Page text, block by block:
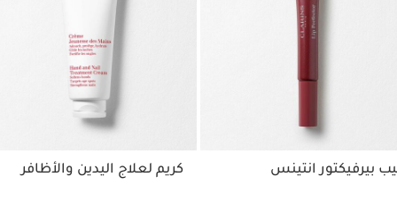
انتينس كريم لعلاج اليدين والأظافر